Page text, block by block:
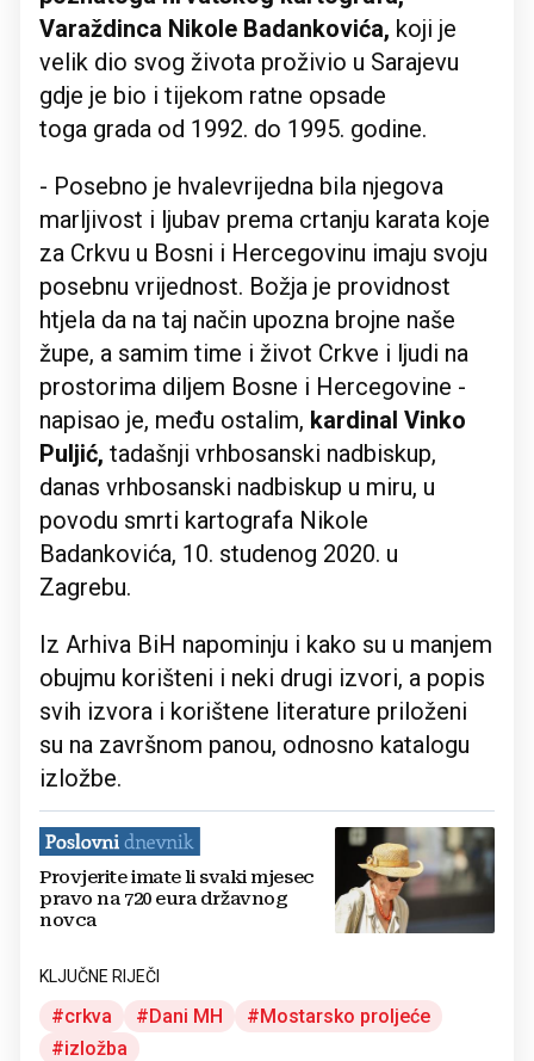
Varaždinca Nikole Badankovića, koji je
velik dio svog života proživio u Sarajevu
gdje je bio i tijekom ratne opsade
toga grada od 1992. do 1995. godine.
- Posebno je hvalevrijedna bila njegova
marljivost i ljubav prema crtanju karata koje
za Crkvu u Bosni i Hercegovinu imaju svoju
posebnu vrijednost. Božja je providnost
htjela da na taj način upozna brojne naše
župe, a samim time i život Crkve i ljudi na
prostorima diljem Bosne i Hercegovine -
napisao je, među ostalim, kardinal Vinko
Puljić, tadašnji vrhbosanski nadbiskup,
danas vrhbosanski nadbiskup u miru, u
povodu smrti kartografa Nikole
Badankovića, 10. studenog 2020. u
Zagrebu.
Iz Arhiva BiH napominju i kako su u manjem
obujmu korišteni i neki drugi izvori, a popis
svih izvora i korištene literature priloženi
su na završnom panou, odnosno katalogu
izložbe.
Provjerite imate li svaki mjesec
pravo na 720 eura državnog
novca
KLJUČNE RIJEČI
crkva Dani MH
Mostarsko proljeće
izložba